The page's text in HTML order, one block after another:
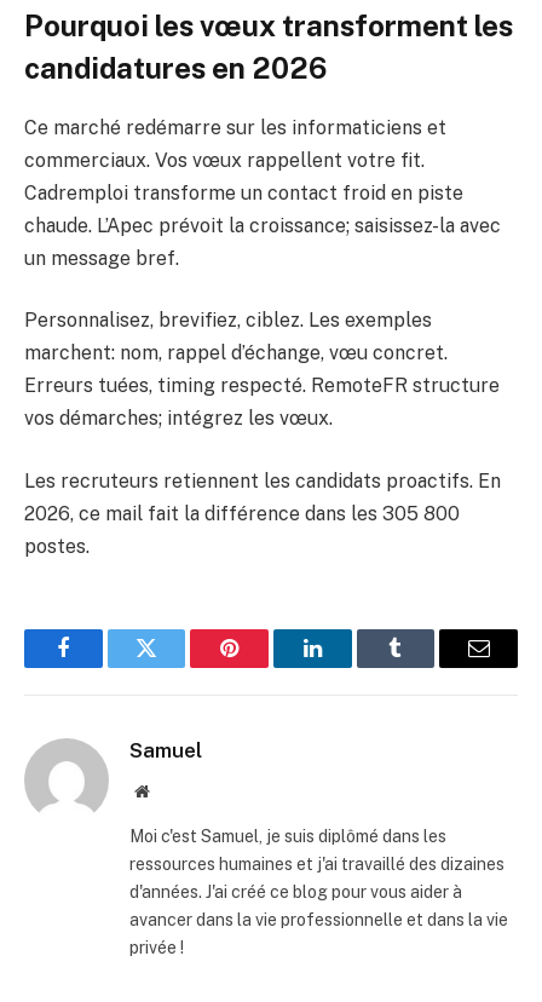
Pourquoi les vœux transforment les
candidatures en 2026
Ce marché redémarre sur les informaticiens et
commerciaux. Vos vœux rappellent votre fit.
Cadremploi transforme un contact froid en piste
chaude. L’Apec prévoit la croissance; saisissez-la avec
un message bref.
Personnalisez, brevifiez, ciblez. Les exemples
marchent: nom, rappel d’échange, vœu concret.
Erreurs tuées, timing respecté. RemoteFR structure
vos démarches; intégrez les vœux.
Les recruteurs retiennent les candidats proactifs. En
2026, ce mail fait la différence dans les 305 800
postes.
FacebookTwitter Pinterest LinkedInTumblr
E-
Samuel
Site
Moi c'est Samuel, je suis diplômé dans les
ressources humaines et j'ai travaillé des dizaines
d'années. J'ai créé ce blog pour vous aider à
avancer dans la vie professionnelle et dans la vie
privée !